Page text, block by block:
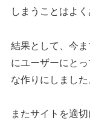
しまうことはよ
結果として、今
にユーザーにと
な作りにしました
またサイトを適